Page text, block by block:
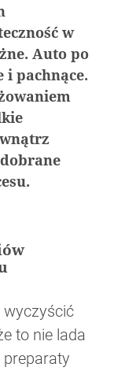
w w
w
Auto po
i pachnące.
wyczyścić
to nie lada